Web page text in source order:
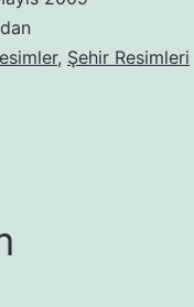
, Şehir Resimleri